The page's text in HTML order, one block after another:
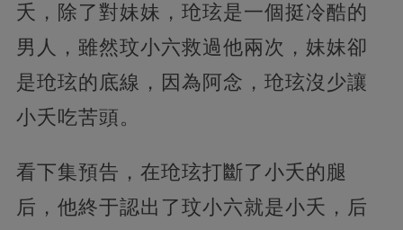
夭，除了對妹妹，玱玹是一個挺冷酷的
男人，雖然玟小六救過他兩次，妹妹卻
是玱玹的底線，因為阿念，玱玹沒少讓
小夭吃苦頭。
看下集預告，在玱玹打斷了小夭的腿
后，他終于認出了玟小六就是小夭，后